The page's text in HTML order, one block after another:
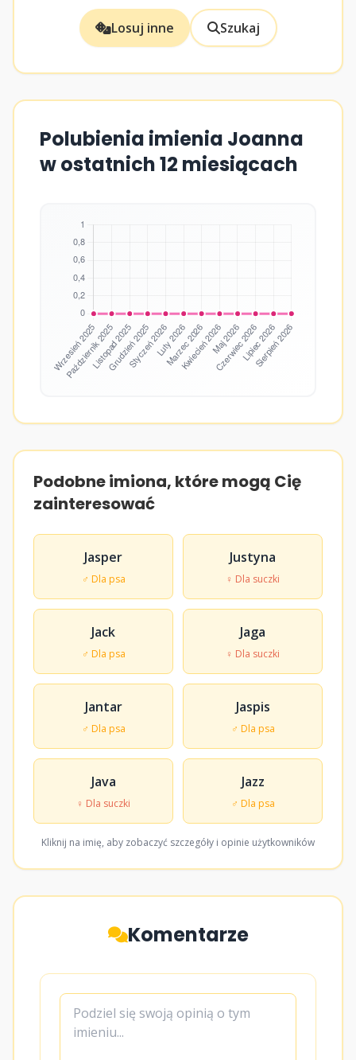
Losuj inne Szukaj
Polubienia imienia Joanna
w ostatnich 12 miesiącach
Podobne imiona, które mogą Cię
zainteresować
Jasper
♂ Dla psa
Justyna
♀ Dla suczki
Jack
♂ Dla psa
Jaga
♀ Dla suczki
Jantar
♂ Dla psa
Jaspis
♂ Dla psa
Java
♀ Dla suczki
Jazz
♂ Dla psa
Kliknij na imię, aby zobaczyć szczegóły i opinie użytkowników
Komentarze